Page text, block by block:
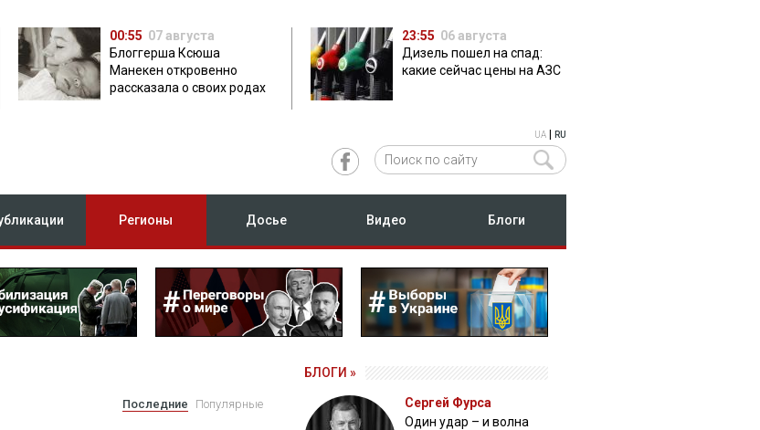
00:55 07 августа
Блоггерша Ксюша
Манекен откровенно
рассказала о своих родах
23:55 06 августа
Дизель пошел на спад:
какие сейчас цены на АЗС
UA RU
Регионы Досье Видео Блоги
Последние Популярные
БЛОГИ »
Сергей Фурса
Один удар – и волна